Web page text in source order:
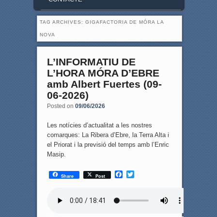
TAG ARCHIVES: GIGAFACTORIA DE MÓRA LA
NOVA
L’INFORMATIU DE
L’HORA MÓRA D’EBRE
amb Albert Fuertes (09-
06-2026)
Posted on 09/06/2026
Les notícies d’actualitat a les nostres
comarques: La Ribera d’Ebre, la Terra Alta i
el Priorat i la previsió del temps amb l’Enric
Masip.
Share Post
F
T